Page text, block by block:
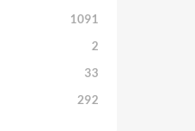
1091
2
33
292